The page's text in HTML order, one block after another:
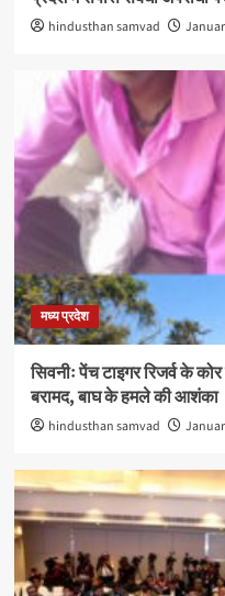
hindusthan samvad
मध्य प्रदेश
सिवनीः पेंच टाइगर रिजर्व के कोर
बरामद, बाघ के हमले की आशंका
hindusthan samvad